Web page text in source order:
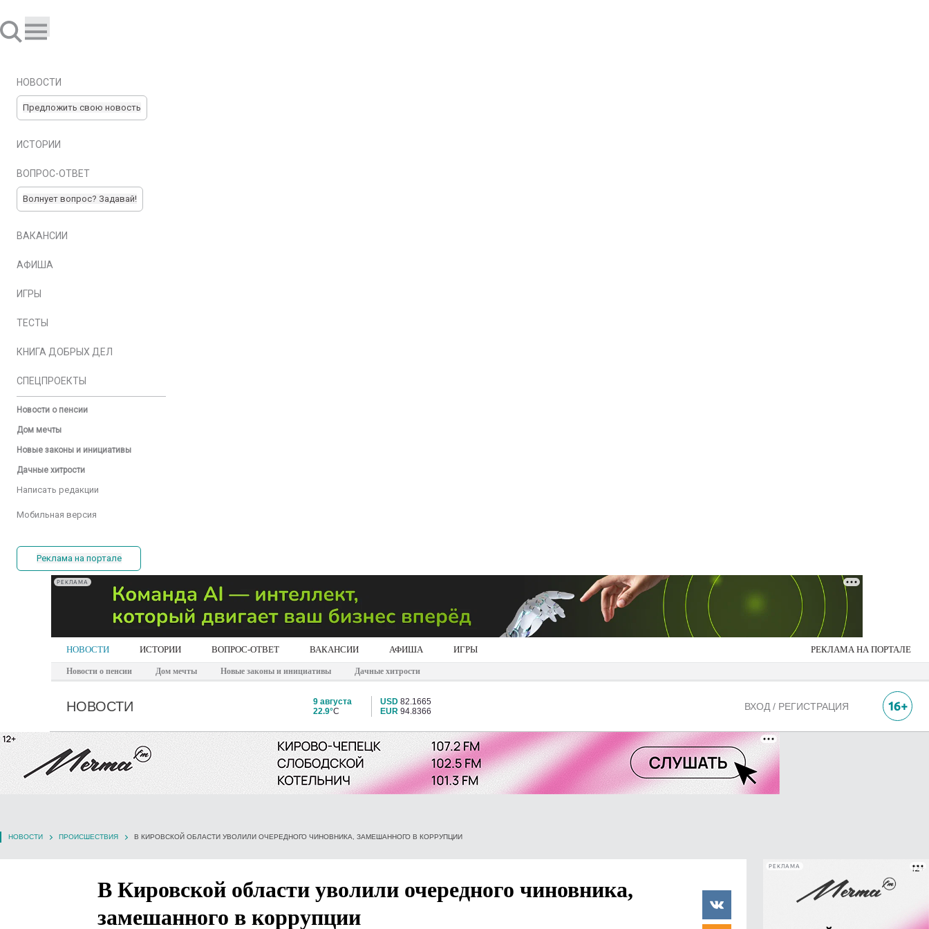
НОВОСТИ
Предложить свою новость
ИСТОРИИ
ВОПРОС-ОТВЕТ
Волнует вопрос? Задавай!
ВАКАНСИИ
АФИША
ИГРЫ
ТЕСТЫ
КНИГА ДОБРЫХ ДЕЛ
СПЕЦПРОЕКТЫ
Новости о пенсии
Дом мечты
Новые законы и инициативы
Дачные хитрости
Написать редакции
Мобильная версия
Реклама на портале
РЕКЛАМА
НОВОСТИ ИСТОРИИ ВОПРОС-ОТВЕТ ВАКАНСИИ АФИША ИГРЫ РЕКЛАМА НА ПОРТАЛЕ
Новости о пенсии Дом мечты Новые законы и инициативы Дачные хитрости
НОВОСТИ
9 августа
22.9°C
USD 82.1665
EUR 94.8366 ВХОД / РЕГИСТРАЦИЯ
НОВОСТИ ПРОИСШЕСТВИЯ В КИРОВСКОЙ ОБЛАСТИ УВОЛИЛИ ОЧЕРЕДНОГО ЧИНОВНИКА, ЗАМЕШАННОГО В КОРРУПЦИИ
В Кировской области уволили очередного чиновника,
замешанного в коррупции
РЕКЛАМА